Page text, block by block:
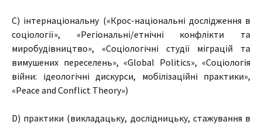
C) інтернаціональну («Крос-національні дослідження в
соціології», «Регіональні/етнічні конфлікти та
миробудівництво», «Cоціологічні студії міграцій та
вимушених переселень», «Global Politics», «Соціологія
війни: ідеологічні дискурси, мобілізаційні практики»,
«Peace and Conflict Theory»)
D) практики (викладацьку, дослідницьку, стажування в